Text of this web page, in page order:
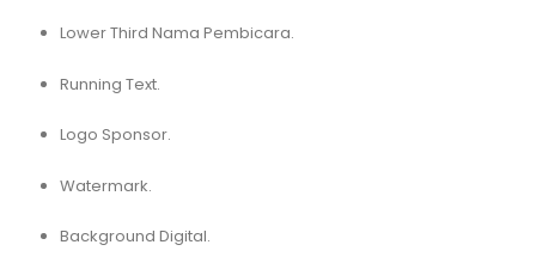
Lower Third Nama Pembicara.
Running Text.
Logo Sponsor.
Watermark.
Background Digital.